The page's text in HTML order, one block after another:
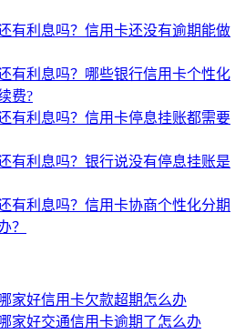
有利息吗？信用卡还没有逾期能做
有利息吗？哪些银行信用卡个性化
费?
有利息吗？信用卡停息挂账都需要
有利息吗？银行说没有停息挂账是
有利息吗？信用卡协商个性化分期
？
家好信用卡欠款超期怎么办
家好交通信用卡逾期了怎么办